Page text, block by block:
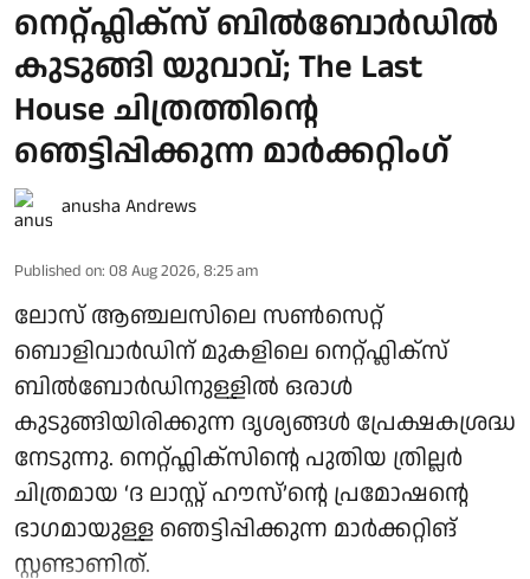
നെറ്റ്ഫ്ലിക്സ് ബിൽബോർഡിൽ
കുടുങ്ങി യുവാവ്; The Last
House ചിത്രത്തിന്റെ
ഞെട്ടിപ്പിക്കുന്ന മാർക്കറ്റിം​ഗ്
anusha Andrews
Published on: 08 Aug 2026, 8:25 am
ലോസ് ആഞ്ചലസിലെ സൺസെറ്റ്
ബൊളിവാർഡിന് മുകളിലെ നെറ്റ്ഫ്ലിക്സ്
ബിൽബോർഡിനുള്ളിൽ ഒരാൾ
കുടുങ്ങിയിരിക്കുന്ന ദൃശ്യങ്ങൾ പ്രേക്ഷകശ്രദ്ധ
നേടുന്നു. നെറ്റ്ഫ്ലിക്സിന്റെ പുതിയ ത്രില്ലർ
ചിത്രമായ ‘ദ ലാസ്റ്റ് ഹൗസ്’ന്റെ പ്രമോഷന്റെ
ഭാഗമായുള്ള ഞെട്ടിപ്പിക്കുന്ന മാർക്കറ്റിങ്
സ്റ്റണ്ടാണിത്.